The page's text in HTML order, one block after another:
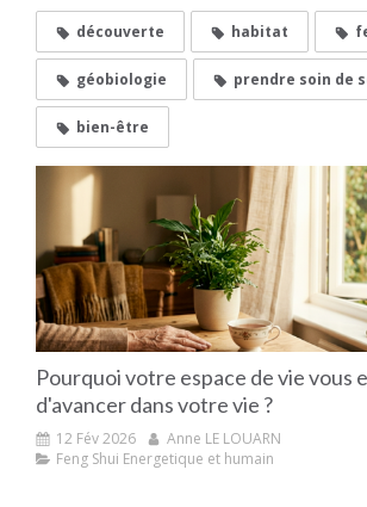
découverte habitat
géobiologie prendre soin de
bien-être
Pourquoi votre espace de vie vous
d'avancer dans votre vie ?
12 Fév 2026
Anne LE LOUARN
Feng Shui Energetique et humain